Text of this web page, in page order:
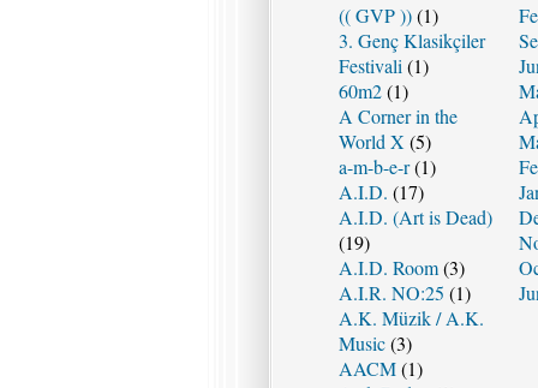
(( GVP ))(1)
3. Genç Klasikçiler
Festivali (1)
60m2(1)
A Corner in the
World X (5)
a-m-b-e-r(1)
A.I.D. (17)
A.I.D. (Art is Dead)
(19)
A.I.D. Room(3)
A.I.R. NO:25 (1)
A.K. Müzik / A.K.
Music(3)
AACM(1)